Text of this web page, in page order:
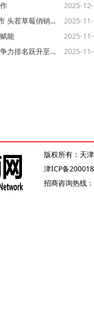
2025-
贾汪区现代农业产业园区：抢“鲜”上市 头茬草莓俏销市场
2025-
能
2025-
江宁高新区生物医药产业园区综合竞争力排名跃升至全国第13位
2025-
版权所有：天
津ICP备
招商咨询热线：